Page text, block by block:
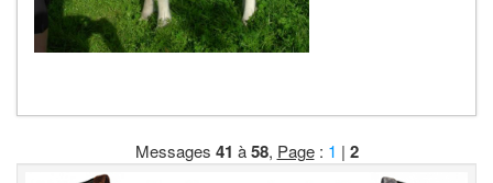
Messages 41 à58, Page: 1 | 2